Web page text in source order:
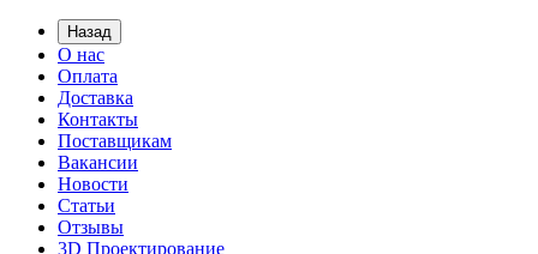
Назад
О нас
Оплата
Доставка
Контакты
Поставщикам
Вакансии
Новости
Статьи
Отзывы
3D Проектирование